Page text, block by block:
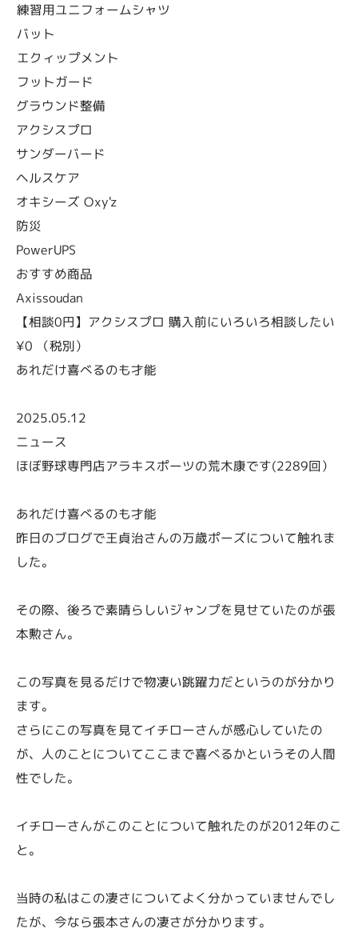
練習用ユニフォームシャツ
バット
エクィップメント
フットガード
グラウンド整備
アクシスプロ
サンダーバード
ヘルスケア
オキシーズ Oxy'z
防災
PowerUPS
おすすめ商品
Axissoudan
【相談0円】アクシスプロ 購入前にいろいろ相談したい
¥0 （税別）
あれだけ喜べるのも才能
2025.05.12
ニュース
ほぼ野球専門店アラキスポーツの荒木康です(2289回）
あれだけ喜べるのも才能
昨日のブログで王貞治さんの万歳ポーズについて触れま
した。
その際、後ろで素晴らしいジャンプを見せていたのが張
本勲さん。
この写真を見るだけで物凄い跳躍力だというのが分かり
ます。
さらにこの写真を見てイチローさんが感心していたの
が、人のことについてここまで喜べるかというその人間
性でした。
イチローさんがこのことについて触れたのが2012年のこ
と。
当時の私はこの凄さについてよく分かっていませんでし
たが、今なら張本さんの凄さが分かります。